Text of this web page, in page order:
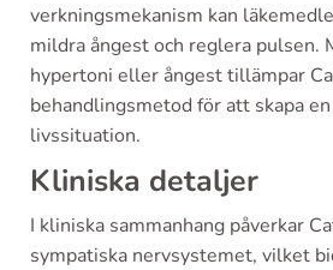
verkningsmekanism kan
mildra ångest och reglera pulsen.
hypertoni eller ångest tillämpar
behandlingsmetod för att skapa
livssituation.
Kliniska detaljer
I kliniska sammanhang påverkar
sympatiska nervsystemet, vilket